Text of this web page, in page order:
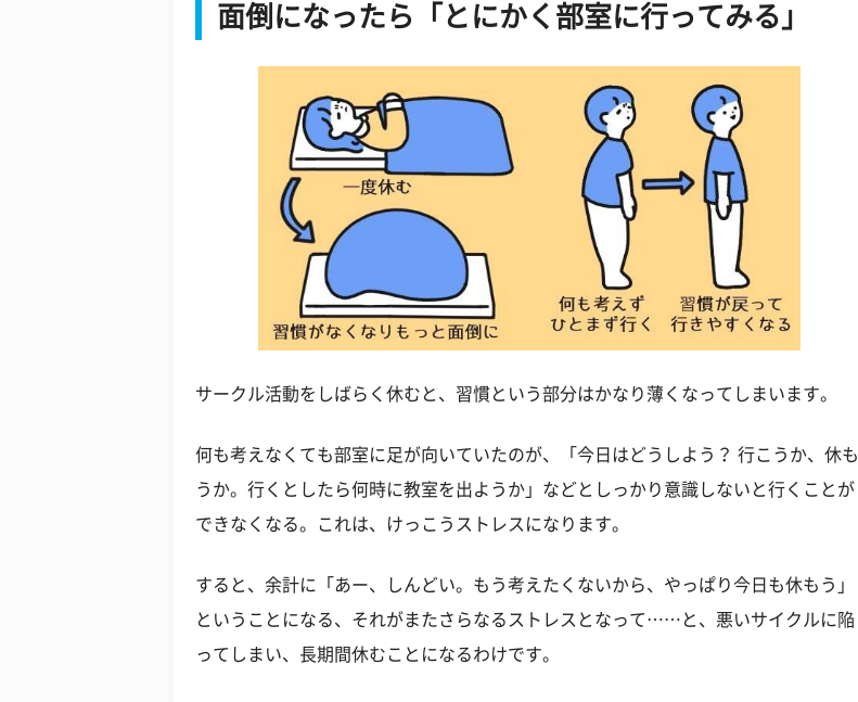
面倒になったら「とにかく部室に行ってみる」
サークル活動をしばらく休むと、習慣という部分はかなり薄くなってしまいます。
何も考えなくても部室に足が向いていたのが、「今日はどうしよう？ 行こうか、休も
うか。行くとしたら何時に教室を出ようか」などとしっかり意識しないと行くことが
できなくなる。これは、けっこうストレスになります。
すると、余計に「あー、しんどい。もう考えたくないから、やっぱり今日も休もう」
ということになる、それがまたさらなるストレスとなって……と、悪いサイクルに陥
ってしまい、長期間休むことになるわけです。